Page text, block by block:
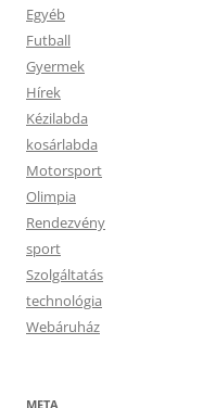
Egyéb
Futball
Gyermek
Hírek
Kézilabda
kosárlabda
Motorsport
Olimpia
Rendezvény
sport
Szolgáltatás
technológia
Webáruház
META